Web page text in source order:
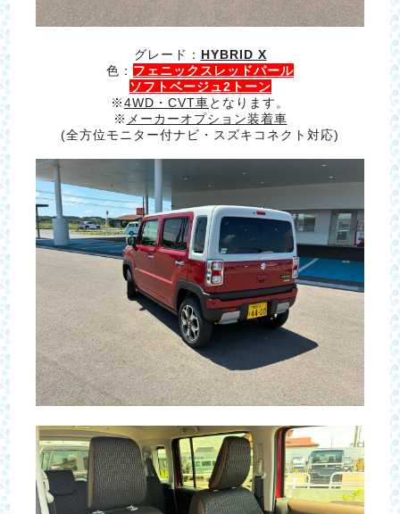
グレード： HYBRID X
色： フェニックスレッドパール
ソフトベージュ2トーン
※4WD・CVT車となります。
※ メーカーオプション装着車
(全方位モニター付ナビ・スズキコネクト対応)